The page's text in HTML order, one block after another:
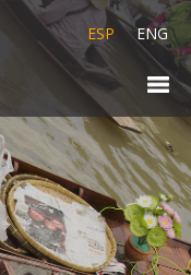
ESP ENG